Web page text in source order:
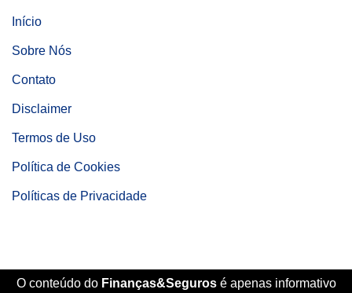
Início
Sobre Nós
Contato
Disclaimer
Termos de Uso
Política de Cookies
Políticas de Privacidade
O conteúdo do Finanças&Seguros é apenas informativo